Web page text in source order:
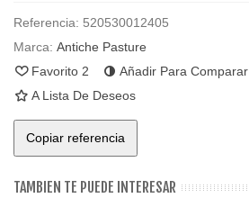
Referencia: 520530012405
Marca: Antiche Pasture
Favorito 2 Añadir Para Comparar
A Lista De Deseos
Copiar referencia
TAMBIEN TE PUEDE INTERESAR